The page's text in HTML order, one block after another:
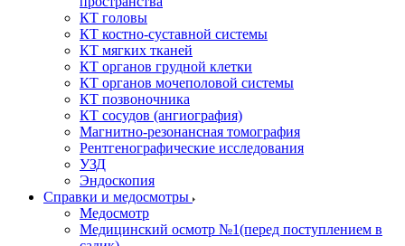
КТ головы
КТ костно-суставной системы
КТ мягких тканей
КТ органов грудной клетки
КТ органов мочеполовой системы
КТ позвоночника
КТ сосудов (ангиография)
Магнитно-резонансная томография
Рентгенографические исследования
УЗД
Эндоскопия
Справки и медосмотры
Медосмотр
Медицинский осмотр №1(перед поступлением в